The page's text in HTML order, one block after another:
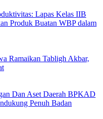
Lapas Kelas IIB
Produk Buatan WBP dalam
Ramaikan Tabligh Akbar,
Dan Aset Daerah BPKAD
Penuh Badan